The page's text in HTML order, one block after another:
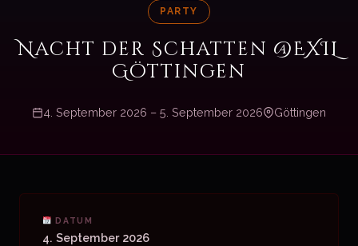
PARTY
Nacht der Schatten @EXIL
Göttingen
4. September 2026 – 5. September 2026 Göttingen
DATUM
4. September 2026